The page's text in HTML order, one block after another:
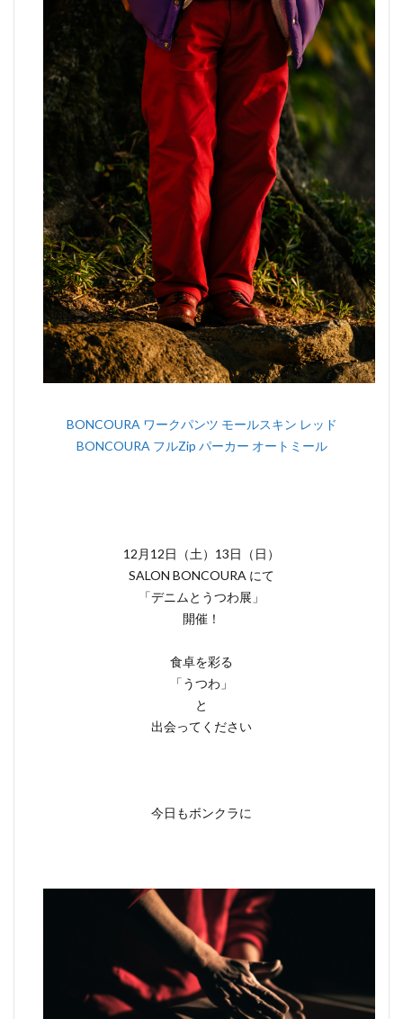
BONCOURA ワークパンツ モールスキン レッド
BONCOURA フルZip パーカー オートミール
12月12日（土）13日（日）
SALON BONCOURA にて
「デニムとうつわ展」
開催！
食卓を彩る
「うつわ」
と
出会ってください
今日もボンクラに